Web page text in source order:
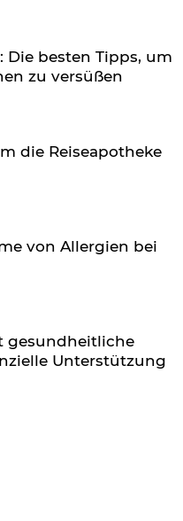
Die besten Tipps, um
zu versüßen
die Reiseapotheke
von Allergien bei
gesundheitliche
Unterstützung